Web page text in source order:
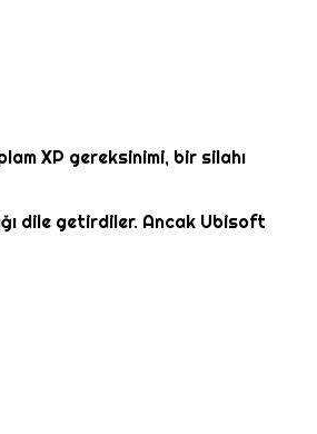
XP gereksinimi, bir silahı
dile getirdiler. Ancak Ubisoft